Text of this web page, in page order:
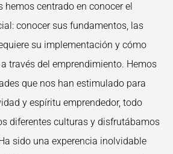
hemos centrado en conocer el
conocer sus fundamentos, las
su implementación y cómo
través del emprendimiento. Hemos
que nos han estimulado para
y espíritu emprendedor, todo
diferentes culturas y disfrutábamos
sido una experencia inolvidable